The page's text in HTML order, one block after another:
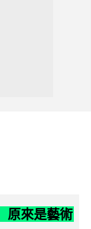
原來是藝術